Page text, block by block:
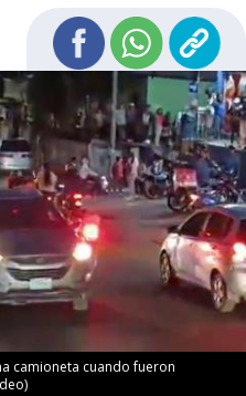
camioneta cuando fueron